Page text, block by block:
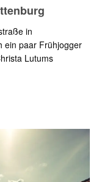
in
ein paar Frühjogger
Lutums